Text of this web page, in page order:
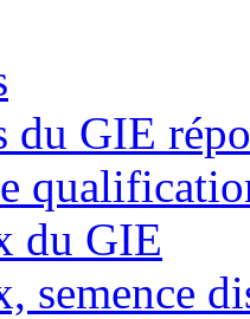
du GIE
du GIE
semence